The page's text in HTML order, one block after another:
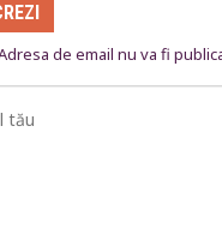
de email nu va fi